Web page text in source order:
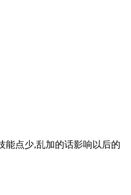
能点少,乱加的话影响以后的